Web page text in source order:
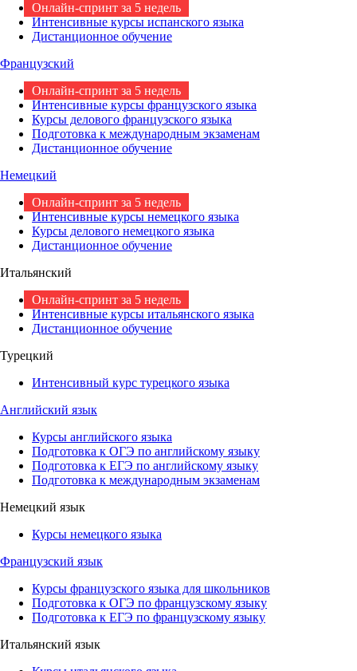
Онлайн-спринт за 5 недель
Интенсивные курсы испанского языка
Дистанционное обучение
Французский
Онлайн-спринт за 5 недель
Интенсивные курсы французского языка
Курсы делового французского языка
Подготовка к международным экзаменам
Дистанционное обучение
Немецкий
Онлайн-спринт за 5 недель
Интенсивные курсы немецкого языка
Курсы делового немецкого языка
Дистанционное обучение
Итальянский
Онлайн-спринт за 5 недель
Интенсивные курсы итальянского языка
Дистанционное обучение
Турецкий
Интенсивный курс турецкого языка
Английский язык
Курсы английского языка
Подготовка к ОГЭ по английскому языку
Подготовка к ЕГЭ по английскому языку
Подготовка к международным экзаменам
Немецкий язык
Курсы немецкого языка
Французский язык
Курсы французского языка для школьников
Подготовка к ОГЭ по французскому языку
Подготовка к ЕГЭ по французскому языку
Итальянский язык